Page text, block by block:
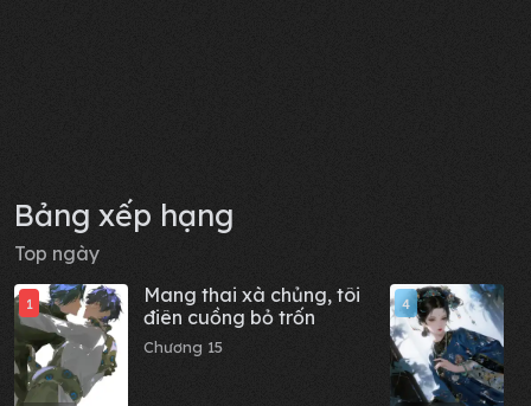
Bảng xếp hạng
Top ngày
1
Mang thai xà chủng, tôi
điên cuồng bỏ trốn
Chương 15
4